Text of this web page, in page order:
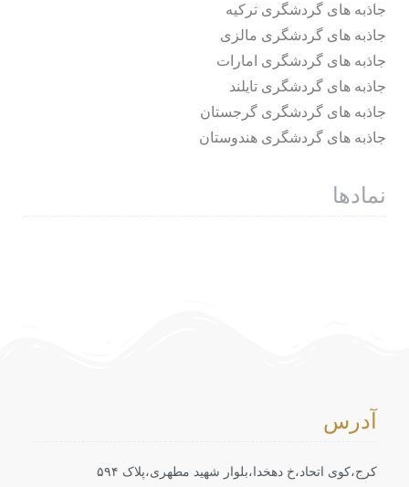
جاذبه های گردشگری ترکیه
جاذبه های گردشگری مالزی
جاذبه های گردشگری امارات
جاذبه های گردشگری تایلند
جاذبه های گردشگری گرجستان
جاذبه های گردشگری هندوستان
نمادها
آدرس
کرج،کوی اتحاد،خ دهخدا،بلوار شهید مطهری،پلاک ۵۹۴